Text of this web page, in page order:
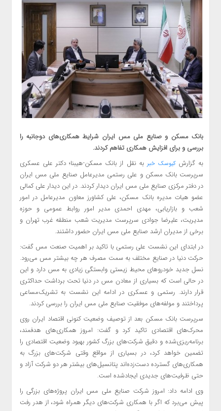
بانک مسکن و صنایع ملی مس ایران شرایط همکاری‌های دوجانبه را
بررسی و برای افزایش همکاری تفاهم کردند.
به گزارش کیوسک خبر به نقل از بانک مسکن-هیبنا؛ دکتر علی عسکری
سرپرست بانک مسکن و علی رستمی مدیرعامل صنایع ملی مس ایران
در دفتر مرکزی صنایع ملی مس ایران دیدار کردند. در این دیدار علی کمالی
عضو هیات مدیره بانک مسکن، علی کشاورز معاون مدیرعامل در امور
شعب و بازاریابی، مهدی احمدی مدیر امور روابط عمومی و حوزه
مدیریت، علیرضا جوادی سرپرست مدیریت شعب منطقه غرب تهران و
برخی از مدیران ارشد صنایع ملی مس ایران حضور داشتند.
در ابتدای این نشست علی رستمی با تاکید بر اهمیت صنعت مس گفت:
حرکت دنیا در صنایع مختلف به سمت مصرف هر چه بیشتر مس می‌رود.
نسل جدید خودرو‌های محیط زیستی وابستگی زیادی به مس دارد و این
در حالی است که بسیاری از معادن مس در دنیا تحت برداشت حداکثری
قرار دارند. رستمی و عسکری در ادامه این نشست به تشریک‌مساعی
پرداختند و مولفه‌های موفقیت صنایع ملی مس ایران را بررسی کردند.
سرپرست بانک مسکن بعد از توصیف وضعیت کنونی اقتصاد ایران روی
محرک‌های اقتصادی تاکید کرد و گفت: امروز همکاری‌های هدفمند،
برنامه‌ریزی‌شده و دقیق شرکت‌های بزرگ کشور بهبود وضعیت اقتصادی را
تضمین خواهد کرد، در بسیاری از مواقع وقتی شرکت‌های بزرگ به
همکاری‌های گسترده دست‌زده‌اند پتانسیل‌های بیشتر هر دو شرکت آزاد و
حتی ظرفیت‌های جدیدی ایجادشده است.
وی ادامه داد: امروز شرکت صنایع ملی مس ایران پروژه‌های بزرگی را
پیش می‌برد که اگر با همکاری شرکت‌های دیگر همراه شود، از هدر رفت